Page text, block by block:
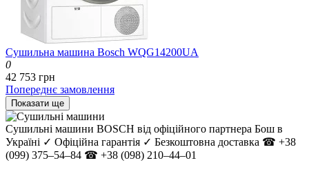
Сушильна машина Bosch WQG14200UA
0
42 753 грн
Попереднє замовлення
Показати ще
Сушильні машини BOSCH від офіційного партнера Бош в
Україні ✓ Офіційна гарантія ✓ Безкоштовна доставка ☎ +38
(099) 375–54–84 ☎ +38 (098) 210–44–01